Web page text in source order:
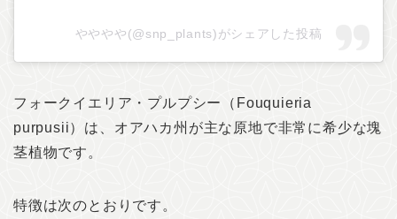
やややや(@snp_plants)がシェアした投稿
フォークイエリア・プルプシー（Fouquieria
purpusii）は、オアハカ州が主な原地で非常に希少な塊
茎植物です。
特徴は次のとおりです。